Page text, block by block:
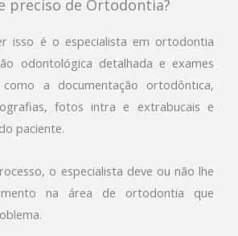
preciso de Ortodontia?
isso é o especialista em ortodontia
odontológica detalhada e exames
como a documentação ortodôntica,
fotos intra e extrabucais e
paciente.
o especialista deve ou não lhe
na área de ortodontia que